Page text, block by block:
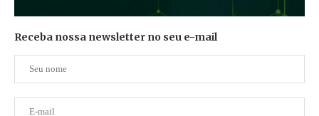
Receba nossa newsletter no seu e-mail